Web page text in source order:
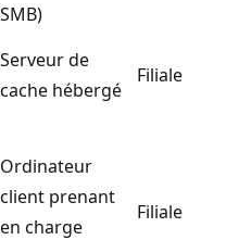
SMB)
Serveur de
cache hébergé
Filiale
Ordinateur
client prenant
en charge
Filiale